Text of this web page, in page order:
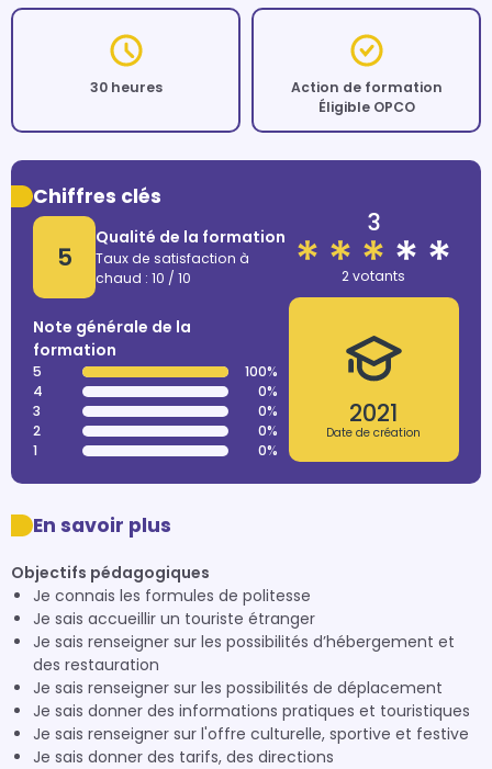
30 heures
Action de formation
Éligible OPCO
Chiffres clés
5
Qualité de la formation
Taux de satisfaction à
chaud : 10 / 10
Note générale de la
formation
5
100%
4
0%
3
0%
2
0%
1
0%
3
2 votants
2021
Date de création
En savoir plus
Objectifs pédagogiques
Je connais les formules de politesse
Je sais accueillir un touriste étranger
Je sais renseigner sur les possibilités d’hébergement et
des restauration
Je sais renseigner sur les possibilités de déplacement
Je sais donner des informations pratiques et touristiques
Je sais renseigner sur l'offre culturelle, sportive et festive
Je sais donner des tarifs, des directions